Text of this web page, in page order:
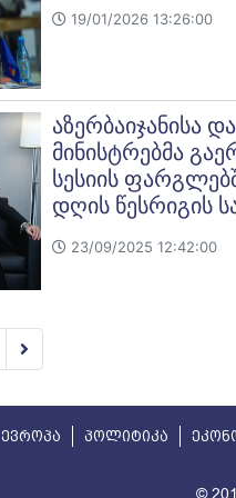
19/01/2026 13:26:00
აზერბაიჯანისა
მინისტრებმა
სესიის
დღის წესრიგის
23/09/2025 12:42:00
ევროპა პოლიტიკა